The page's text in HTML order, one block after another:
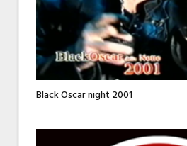
Black Oscar night 2001